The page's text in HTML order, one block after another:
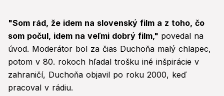
"Som rád, že idem na slovenský film a z toho, čo
som počul, idem na veľmi dobrý film," povedal na
úvod. Moderátor bol za čias Duchoňa malý chlapec,
potom v 80. rokoch hľadal trošku iné inšpirácie v
zahraničí, Duchoňa objavil po roku 2000, keď
pracoval v rádiu.